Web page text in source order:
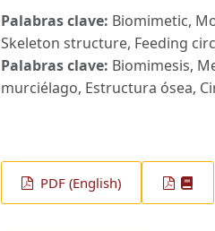
Palabras clave: Biomimetic,
Skeleton structure, Feeding
Palabras clave: Biomimesis,
murciélago, Estructura ósea,
PDF (English)